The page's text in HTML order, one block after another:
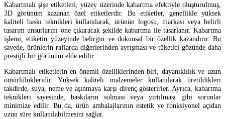
Kabartmalı şişe etiketleri, yüzey üzerinde kabartma efektiyle oluşturulmuş,
3D görünüm kazanan özel etiketlerdir. Bu etiketler, genellikle yüksek
kaliteli baskı teknikleri kullanılarak, ürünün logosu, markası veya belirli
tasarım unsurlarını öne çıkaracak şekilde kabartma ile tasarlanır. Kabartma
işlemi, etiketin yüzeyinde belirgin ve dokunsal bir özellik kazandırır. Bu
sayede, ürünlerin raflarda diğerlerinden ayrışması ve tüketici gözünde daha
prestijli bir görünüm elde edilir.
Kabartmalı etiketlerin en önemli özelliklerinden biri, dayanıklılık ve uzun
ömürlülükleridir. Yüksek kaliteli malzemeler kullanılarak üretildikleri
takdirde, suya, neme ve aşınmaya karşı direnç gösterirler. Ayrıca, kabartma
teknikleri sayesinde, baskıların solması veya yırtılması gibi sorunlar
minimize edilir. Bu da, ürün ambalajlarının estetik ve fonksiyonel açıdan
uzun süre kullanılabilmesini sağlar.